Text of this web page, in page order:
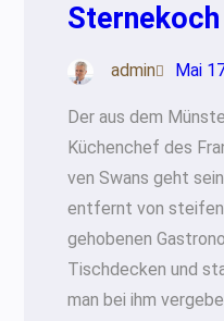
admin Mai
Der aus dem
Küchenchef des
ven Swans geht
entfernt von
gehobenen
Tischdecken und
man bei ihm